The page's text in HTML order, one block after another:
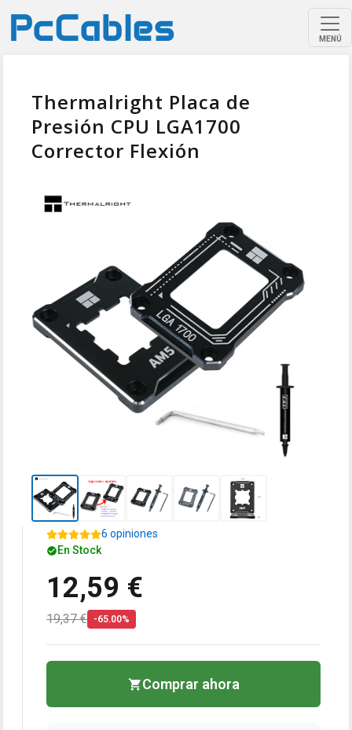
MENÚ
Thermalright Placa de
Presión CPU LGA1700
Corrector Flexión
6 opiniones
En Stock
12,59 €
19,37 € -65.00%
Comprar ahora